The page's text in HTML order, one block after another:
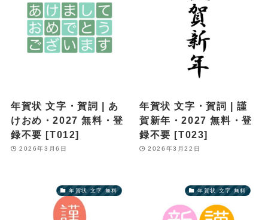
年賀状 文字・賀詞 | あ
けおめ・2027 無料・登
録不要 [T012]
2026年3月6日
年賀状 文字・賀詞 | 謹
賀新年・2027 無料・登
録不要 [T023]
2026年3月22日
年賀状 文字 無料 年賀状 文字 無料